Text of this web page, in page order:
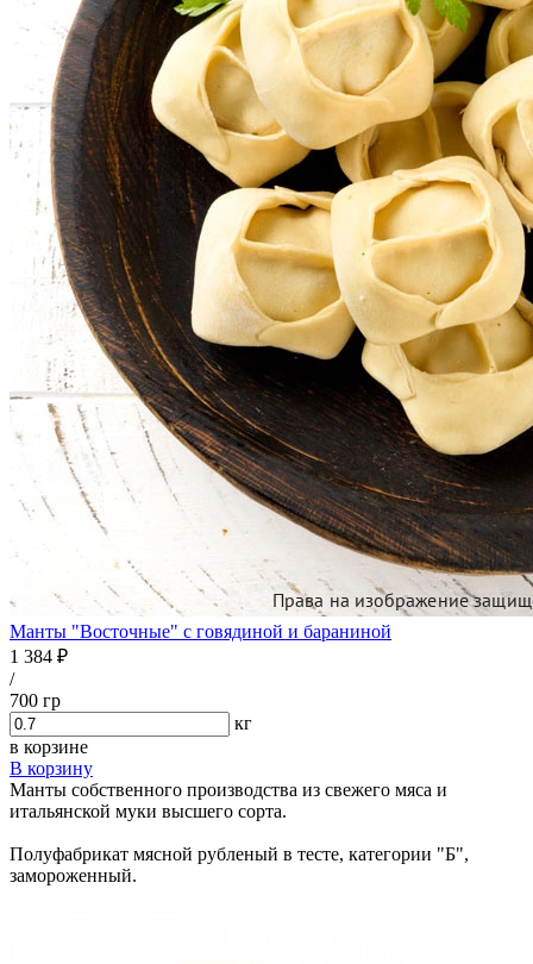
Манты "Восточные" с говядиной и бараниной
1 384 ₽
/
700 гр
кг
в корзине
В корзину
Манты собственного производства из свежего мяса и
итальянской муки высшего сорта.
Полуфабрикат мясной рубленый в тесте, категории "Б",
замороженный.